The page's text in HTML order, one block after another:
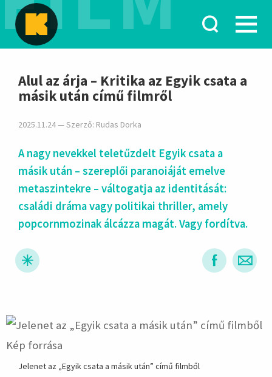
hirdetés
Alul az árja – Kritika az Egyik csata a
másik után című filmről
2025.11.24 — Szerző: Rudas Dorka
A nagy nevekkel teletűzdelt Egyik csata a
másik után – szereplői paranoiáját emelve
metaszintekre – váltogatja az identitását:
családi dráma vagy politikai thriller, amely
popcornmozinak álcázza magát. Vagy fordítva.
hirdetés
Jelenet az „Egyik csata a másik után” című filmből